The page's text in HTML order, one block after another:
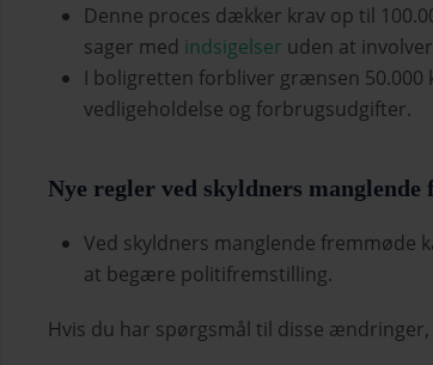
Denne proces dækker krav op til
sager med indsigelser uden at
I boligretten forbliver grænsen 50.000
vedligeholdelse og forbrugsudgifter.
Nye regler ved skyldners manglende
Ved skyldners manglende fremmøde
at begære politifremstilling.
Hvis du har spørgsmål til disse